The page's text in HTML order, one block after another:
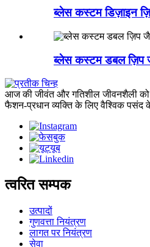
ब्लेस कस्टम डिज़ाइन
ब्लेस कस्टम डबल ज़िप
आज की जीवंत और गतिशील जीवनशैली को
फैशन-प्रधान व्यक्ति के लिए वैश्विक पसंद
त्वरित सम्पक
उत्पादों
गुणवत्ता नियंत्रण
लागत पर नियंत्रण
सेवा